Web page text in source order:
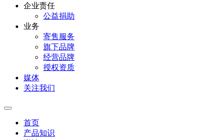
企业责任
公益捐助
业务
寄售服务
旗下品牌
经营品牌
授权资质
媒体
关注我们
首页
产品知识